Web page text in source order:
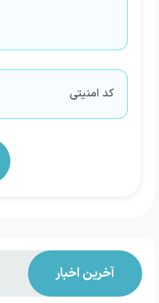
آخرین اخبار